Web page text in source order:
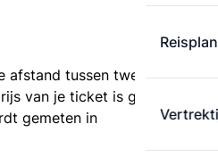
afstand tussen twee
van je ticket is gebaseerd
gemeten in